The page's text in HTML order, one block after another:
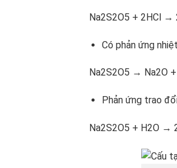
Na2S2O5 + 2HCl →
Có phản ứng
Na2S2O5 → Na2O
Phản ứng trao
Na2S2O5 + H2O →